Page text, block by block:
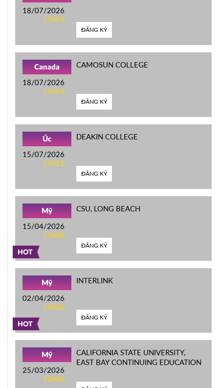
18/07/2026
13h59
ĐĂNG KÝ
Canada
18/07/2026
13h59
CAMOSUN COLLEGE
ĐĂNG KÝ
Úc
15/07/2026
14h21
DEAKIN COLLEGE
ĐĂNG KÝ
HOT
Mỹ
15/04/2026
11h00
CSU, LONG BEACH
ĐĂNG KÝ
HOT
Mỹ
02/04/2026
14h00
INTERLINK
ĐĂNG KÝ
Mỹ
25/03/2026
10h00
CALIFORNIA STATE UNIVERSITY,
EAST BAY CONTINUING EDUCATION